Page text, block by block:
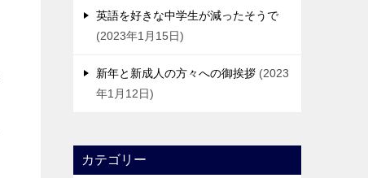
英語を好きな中学生が減ったそうで
2023年1月15日
新年と新成人の方々への御挨拶 2023
年1月12日
カテゴリー